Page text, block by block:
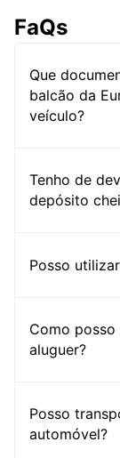
FaQs
Que
balcão da
veículo?
Tenho de
depósito
Posso
Como
aluguer?
Posso
automóvel?